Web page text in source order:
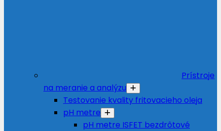
Prístroje
na meranie a analýzu
Testovanie kvality fritovacieho oleja
pH metre
pH metre ISFET bezdrôtové